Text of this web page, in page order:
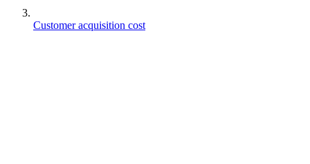
Customer acquisition cost